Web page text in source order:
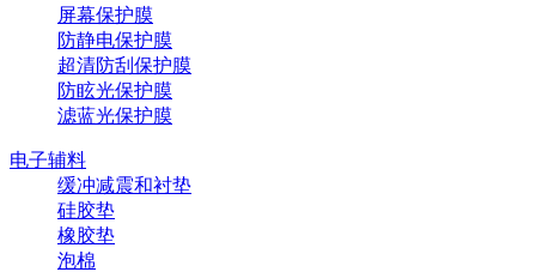
屏幕保护膜
防静电保护膜
超清防刮保护膜
防眩光保护膜
滤蓝光保护膜
电子辅料
缓冲减震和衬垫
硅胶垫
橡胶垫
泡棉